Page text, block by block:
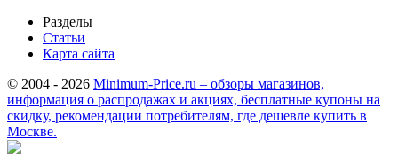
Разделы
Статьи
Карта сайта
© 2004 - 2026 Minimum-Price.ru – обзоры магазинов,
информация о распродажах и акциях, бесплатные купоны на
скидку, рекомендации потребителям, где дешевле купить в
Москве.